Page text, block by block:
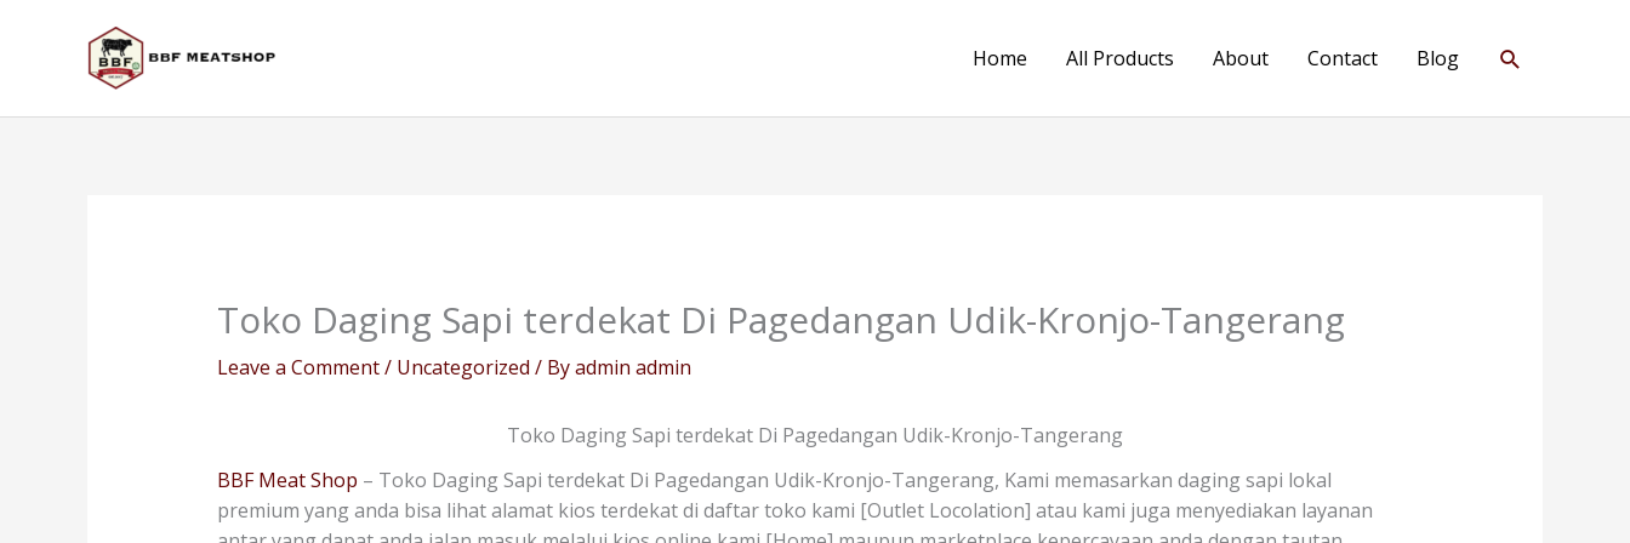
Home All Products About Contact Blog Search
Toko Daging Sapi terdekat Di Pagedangan Udik-Kronjo-Tangerang
Leave a Comment/ Uncategorized / Byadmin admin
Toko Daging Sapi terdekat Di Pagedangan Udik-Kronjo-Tangerang
BBF Meat Shop – Toko Daging Sapi terdekat Di Pagedangan Udik-Kronjo-Tangerang, Kami memasarkan daging sapi lokal
premium yang anda bisa lihat alamat kios terdekat di daftar toko kami [Outlet Locolation] atau kami juga menyediakan layanan